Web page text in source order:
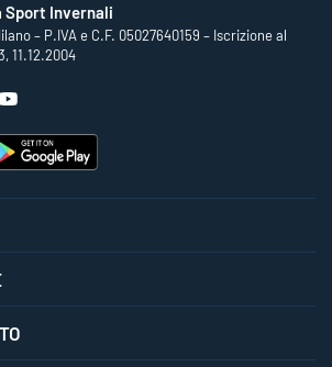
Sport Invernali
– P.IVA e C.F. 05027640159 – Iscrizione al
11.12.2004